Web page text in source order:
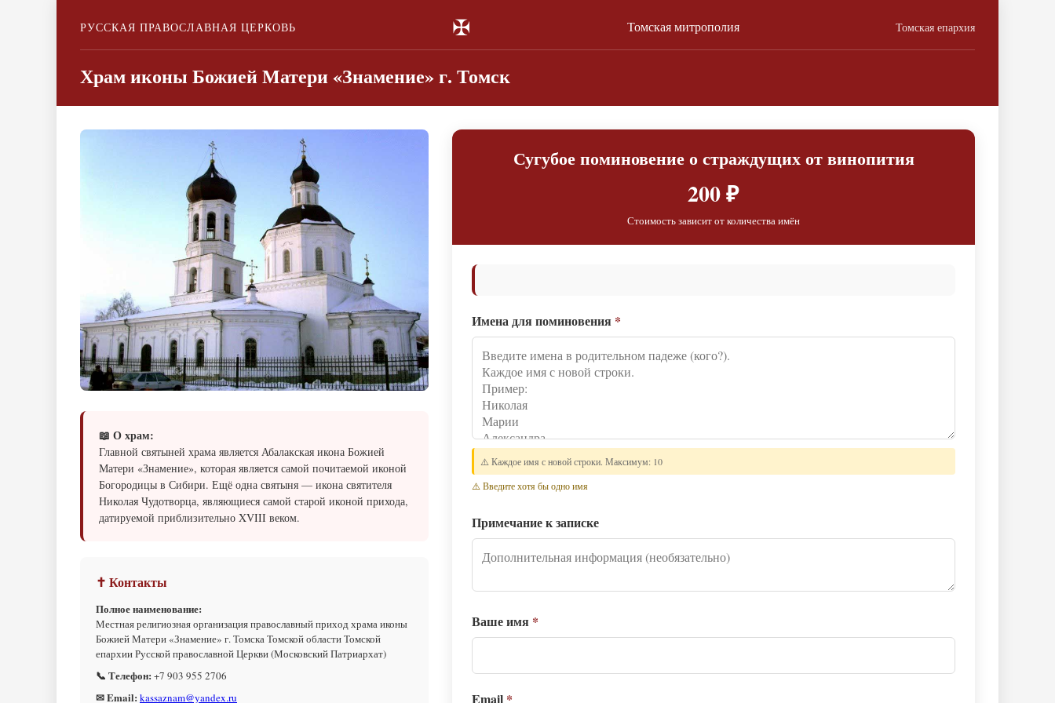
РУССКАЯ ПРАВОСЛАВНАЯ ЦЕРКОВЬ ✠ Томская митрополия Томская епархия
Храм иконы Божией Матери «Знамение» г. Томск
📖 О храм:
Главной святыней храма является Абалакская икона Божией
Матери «Знамение», которая является самой почитаемой иконой
Богородицы в Сибири. Ещё одна святыня — икона святителя
Николая Чудотворца, являющиеся самой старой иконой прихода,
датируемой приблизительно XVIII веком.
✝ Контакты
Полное наименование:
Местная религиозная организация православный приход храма иконы
Божией Матери «Знамение» г. Томска Томской области Томской
епархии Русской православной Церкви (Московский Патриархат)
📞 Телефон: +7 903 955 2706
✉ Email: kassaznam@yandex.ru
Сугубое поминовение о страждущих от винопития
200 ₽
Стоимость зависит от количества имён
Имена для поминовения *
⚠️ Каждое имя с новой строки. Максимум: 10
⚠️ Введите хотя бы одно имя
Примечание к записке
Ваше имя *
Email *